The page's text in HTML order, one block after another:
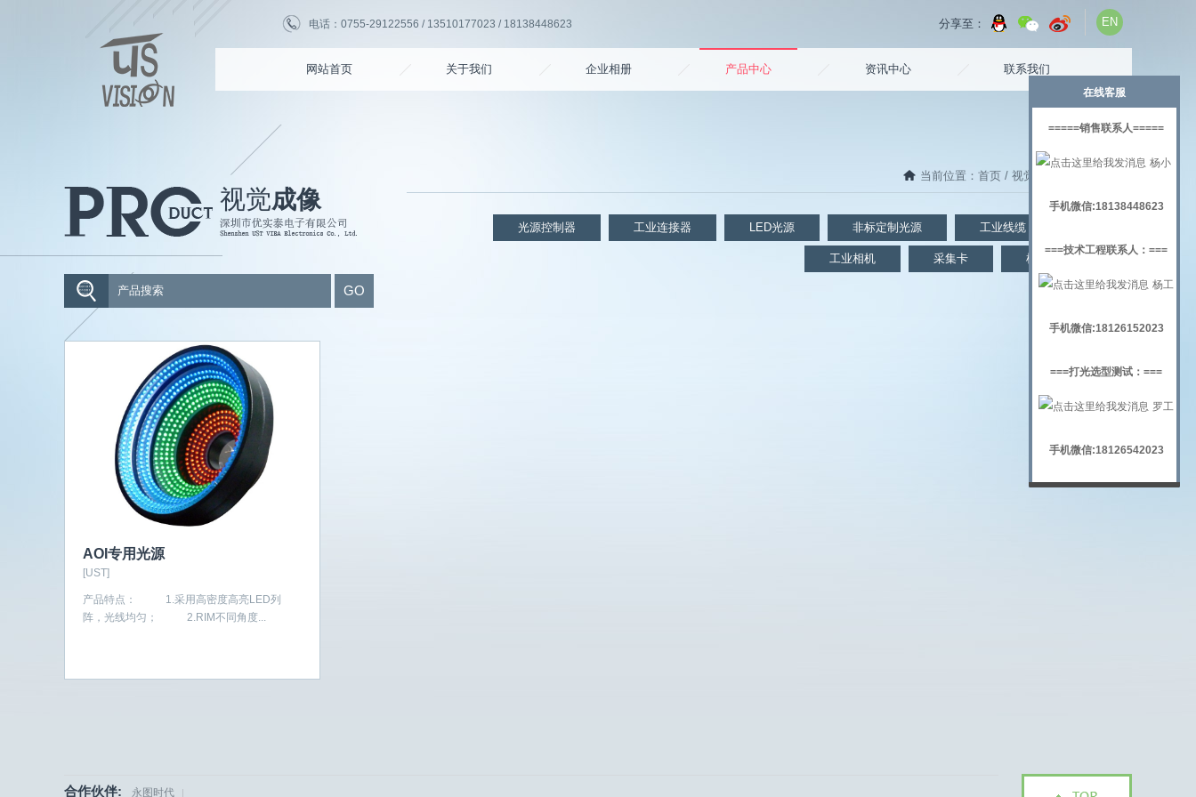
EN
分享至：
电话：0755-29122556 / 13510177023 / 18138448623
网站首页 关于我们 企业相册 产品中心 资讯中心 联系我们
视觉成像
当前位置： 首页 / 视觉检测
光源控制器 工业连接器 LED光源 非标定制光源 工业线缆
工业相机 采集卡 机器视觉实验架
GO
AOI专用光源
[UST]
产品特点： 1.采用高密度高亮LED列
阵，光线均匀； 2.RIM不同角度...
合作伙伴: 永图时代 |
在线客服
=====销售联系人=====
杨小
手机微信:18138448623
===技术工程联系人：===
杨工
手机微信:18126152023
===打光选型测试：===
罗工
手机微信:18126542023